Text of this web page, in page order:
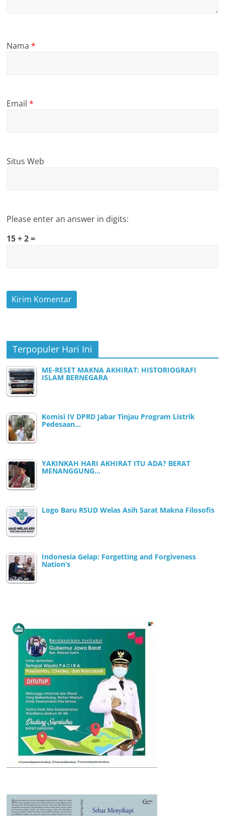
Nama*
Email*
Situs Web
Please enter an answer in digits:
15 + 2 =
Terpopuler Hari Ini
ME-RESET MAKNA AKHIRAT: HISTORIOGRAFI
ISLAM BERNEGARA
Komisi IV DPRD Jabar Tinjau Program Listrik
Pedesaan…
YAKINKAH HARI AKHIRAT ITU ADA? BERAT
MENANGGUNG…
Logo Baru RSUD Welas Asih Sarat Makna Filosofis
Indonesia Gelap: Forgetting and Forgiveness
Nation’s